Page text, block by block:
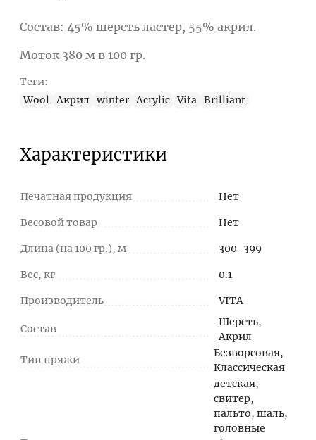
Состав: 45% шерсть ластер, 55% акрил.
Моток 380 м в 100 гр.
Теги:
Wool Акрил winter Acrylic Vita Brilliant
Характеристики
Печатная продукция Нет
Весовой товар Нет
Длина (на 100 гр.), м 300-399
Вес, кг 0.1
Производитель VITA
Состав
Шерсть,
Акрил
Тип пряжи
Безворсовая,
Классическая
детская,
свитер,
пальто, шаль,
головные